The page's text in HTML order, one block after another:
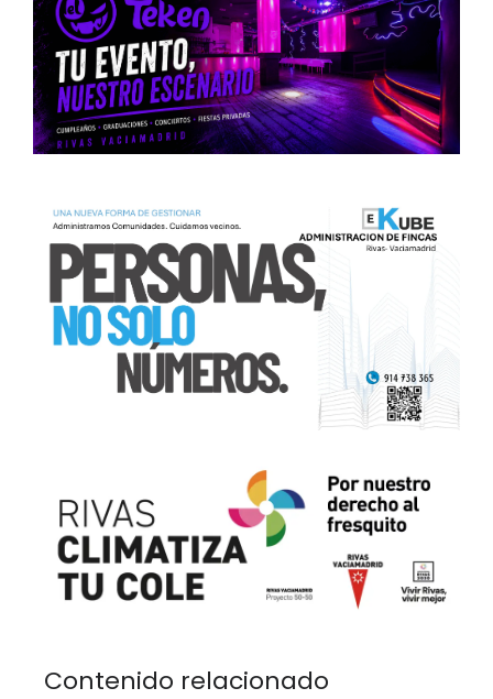
Contenido relacionado